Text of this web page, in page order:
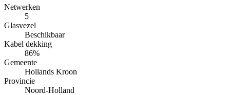
Netwerken
5
Glasvezel
Beschikbaar
Kabel dekking
86%
Gemeente
Hollands Kroon
Provincie
Noord-Holland